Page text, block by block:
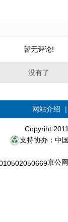
暂无评论!
没有了
网站介绍
Copyriht
支持协办：中
京公